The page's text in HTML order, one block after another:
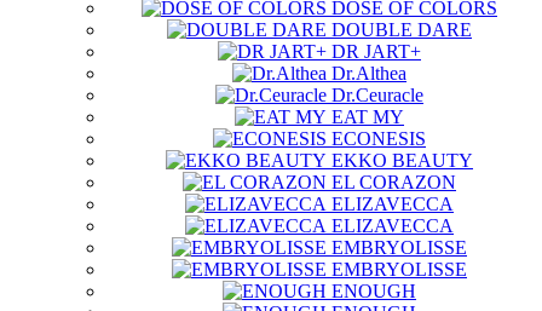
DOSE OF COLORS
DOUBLE DARE
DR JART+
Dr.Althea
Dr.Ceuracle
EAT MY
ECONESIS
EKKO BEAUTY
EL CORAZON
ELIZAVECCA
ELIZAVECCA
EMBRYOLISSE
EMBRYOLISSE
ENOUGH